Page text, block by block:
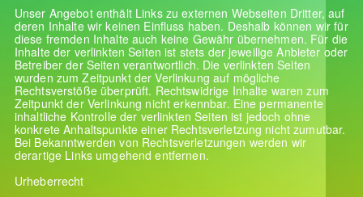
Unser Angebot enthält Links zu externen Webseiten Dritter, auf
deren Inhalte wir keinen Einfluss haben. Deshalb können wir für
diese fremden Inhalte auch keine Gewähr übernehmen. Für die
Inhalte der verlinkten Seiten ist stets der jeweilige Anbieter oder
Betreiber der Seiten verantwortlich. Die verlinkten Seiten
wurden zum Zeitpunkt der Verlinkung auf mögliche
Rechtsverstöße überprüft. Rechtswidrige Inhalte waren zum
Zeitpunkt der Verlinkung nicht erkennbar. Eine permanente
inhaltliche Kontrolle der verlinkten Seiten ist jedoch ohne
konkrete Anhaltspunkte einer Rechtsverletzung nicht zumutbar.
Bei Bekanntwerden von Rechtsverletzungen werden wir
derartige Links umgehend entfernen.
Urheberrecht